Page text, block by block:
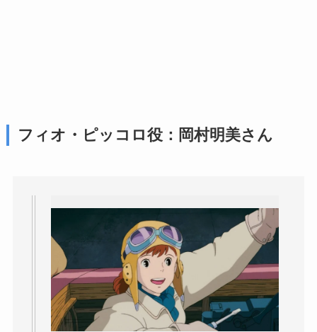
フィオ・ピッコロ役：岡村明美さん